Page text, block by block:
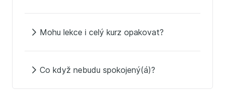
Mohu lekce i celý kurz opakovat?
Co když nebudu spokojený(á)?